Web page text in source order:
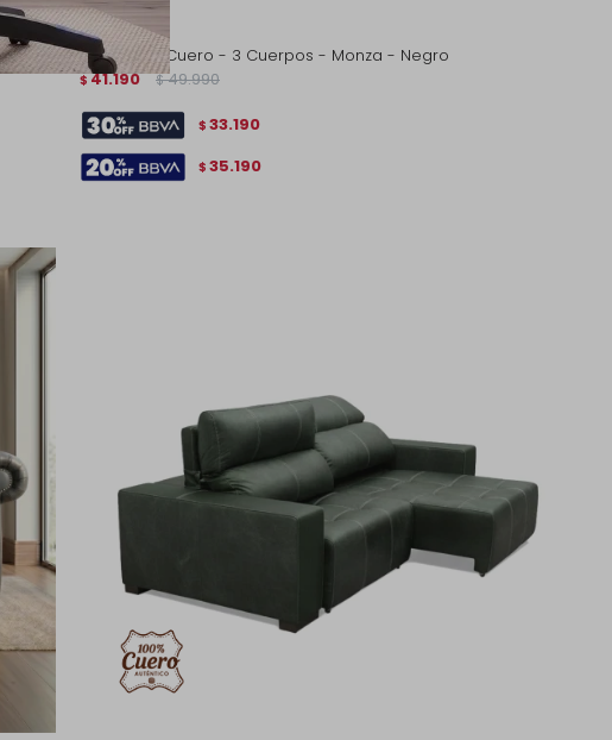
Sillón 100% Cuero - 3 Cuerpos - Monza - Negro
$41.190 $ 49.990
$ 33.190
$ 35.190